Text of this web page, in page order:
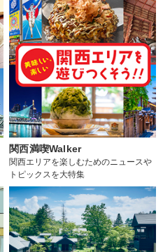
関西満喫Walker
関西エリアを楽しむためのニュースや
トピックスを大特集